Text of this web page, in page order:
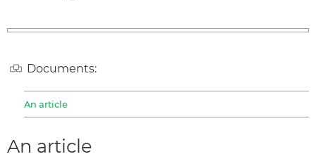
Documents:
An article
An article